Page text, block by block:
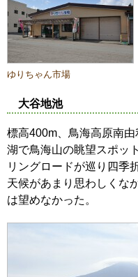
ゆりちゃん市場
大谷地池
標高400m、鳥海高原南
湖で鳥海山の眺望スポッ
リングロードが巡り四季
天候があまり思わしくな
は望めなかった。